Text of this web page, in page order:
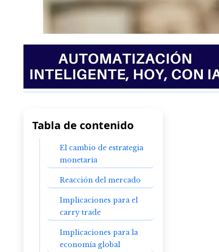
Tabla de contenido
El cambio de estrategia
monetaria
Reacción del mercado
Implicaciones para el
carry trade
Implicaciones para la
economía global